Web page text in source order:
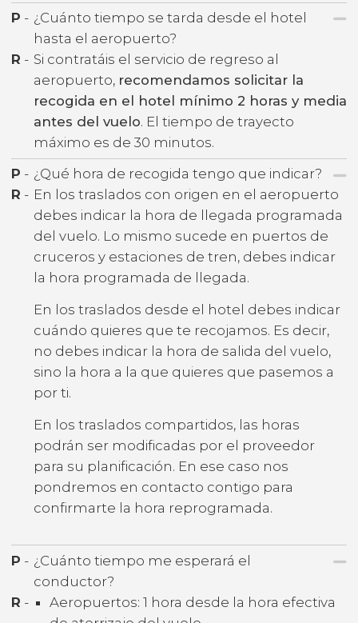
P - ¿Cuánto tiempo se tarda desde el hotel
hasta el aeropuerto?
R - Si contratáis el servicio de regreso al
aeropuerto, recomendamos solicitar la
recogida en el hotel mínimo 2 horas y media
antes del vuelo. El tiempo de trayecto
máximo es de 30 minutos.
P - ¿Qué hora de recogida tengo que indicar?
R - En los traslados con origen en el aeropuerto
debes indicar la hora de llegada programada
del vuelo. Lo mismo sucede en puertos de
cruceros y estaciones de tren, debes indicar
la hora programada de llegada.
En los traslados desde el hotel debes indicar
cuándo quieres que te recojamos. Es decir,
no debes indicar la hora de salida del vuelo,
sino la hora a la que quieres que pasemos a
por ti.
En los traslados compartidos, las horas
podrán ser modificadas por el proveedor
para su planificación. En ese caso nos
pondremos en contacto contigo para
confirmarte la hora reprogramada.
P - ¿Cuánto tiempo me esperará el
conductor?
R -
Aeropuertos: 1 hora desde la hora efectiva